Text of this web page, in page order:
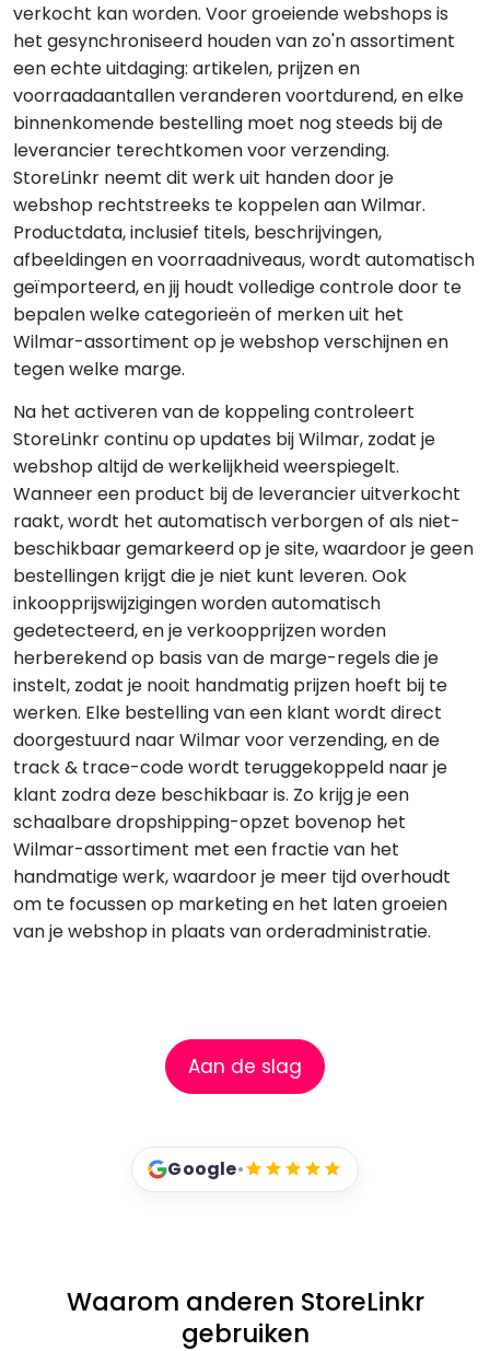
verkocht kan worden. Voor groeiende webshops is
het gesynchroniseerd houden van zo'n assortiment
een echte uitdaging: artikelen, prijzen en
voorraadaantallen veranderen voortdurend, en elke
binnenkomende bestelling moet nog steeds bij de
leverancier terechtkomen voor verzending.
StoreLinkr neemt dit werk uit handen door je
webshop rechtstreeks te koppelen aan Wilmar.
Productdata, inclusief titels, beschrijvingen,
afbeeldingen en voorraadniveaus, wordt automatisch
geïmporteerd, en jij houdt volledige controle door te
bepalen welke categorieën of merken uit het
Wilmar-assortiment op je webshop verschijnen en
tegen welke marge.
Na het activeren van de koppeling controleert
StoreLinkr continu op updates bij Wilmar, zodat je
webshop altijd de werkelijkheid weerspiegelt.
Wanneer een product bij de leverancier uitverkocht
raakt, wordt het automatisch verborgen of als niet-
beschikbaar gemarkeerd op je site, waardoor je geen
bestellingen krijgt die je niet kunt leveren. Ook
inkoopprijswijzigingen worden automatisch
gedetecteerd, en je verkoopprijzen worden
herberekend op basis van de marge-regels die je
instelt, zodat je nooit handmatig prijzen hoeft bij te
werken. Elke bestelling van een klant wordt direct
doorgestuurd naar Wilmar voor verzending, en de
track & trace-code wordt teruggekoppeld naar je
klant zodra deze beschikbaar is. Zo krijg je een
schaalbare dropshipping-opzet bovenop het
Wilmar-assortiment met een fractie van het
handmatige werk, waardoor je meer tijd overhoudt
om te focussen op marketing en het laten groeien
van je webshop in plaats van orderadministratie.
Aan de slag
Google•
Waarom anderen StoreLinkr
gebruiken